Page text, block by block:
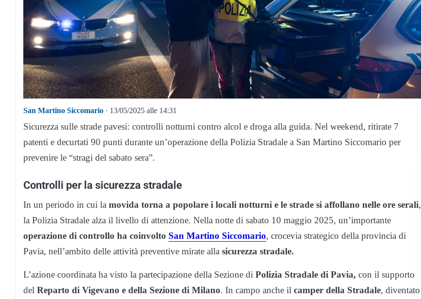
San Martino Siccomario · 13/05/2025 alle 14:31
Sicurezza sulle strade pavesi: controlli notturni contro alcol e droga alla guida. Nel weekend, ritirate 7
patenti e decurtati 90 punti durante un’operazione della Polizia Stradale a San Martino Siccomario per
prevenire le “stragi del sabato sera”.
Controlli per la sicurezza stradale
In un periodo in cui la movida torna a popolare i locali notturni e le strade si affollano nelle ore serali,
la Polizia Stradale alza il livello di attenzione. Nella notte di sabato 10 maggio 2025, un’importante
operazione di controllo ha coinvolto San Martino Siccomario, crocevia strategico della provincia di
Pavia, nell’ambito delle attività preventive mirate alla sicurezza stradale.
L’azione coordinata ha visto la partecipazione della Sezione di Polizia Stradale di Pavia, con il supporto
del Reparto di Vigevano e della Sezione di Milano. In campo anche il camper della Stradale, diventato